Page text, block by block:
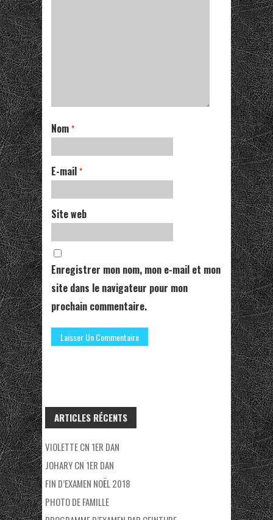
Nom *
E-mail *
Site web
Enregistrer mon nom, mon e-mail et mon
site dans le navigateur pour mon
prochain commentaire.
ARTICLES RÉCENTS
VIOLETTE CN 1ER DAN
JOHARY CN 1ER DAN
FIN D’EXAMEN NOËL 2018
PHOTO DE FAMILLE